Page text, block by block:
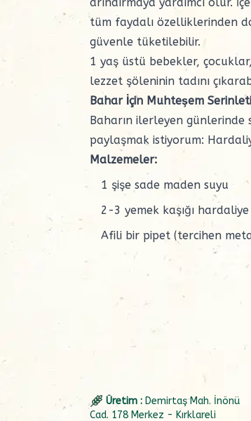
tüm faydalı özelliklerinden
güvenle tüketilebilir.
1 yaş üstü bebekler,
lezzet şöleninin tadını
Bahar İçin Muhteşem
Baharın ilerleyen günlerinde
paylaşmak istiyorum:
Malzemeler:
1 şişe sade maden suyu
2-3 yemek kaşığı hardaliye
Afili bir pipet (tercihen
Üretim : Demirtaş Mah. İnönü
Cad. 178 Merkez - Kırklareli